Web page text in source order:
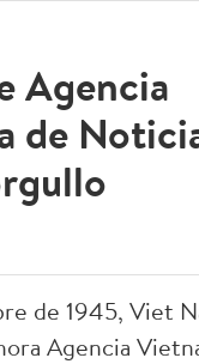
Agencia
de
de 1945, Viet
Agencia